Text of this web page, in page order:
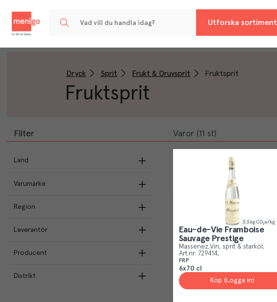
Utforska sortiment
Dryck Sprit Frukt & Druvsprit Fruktsprit
Fruktsprit
Varor (11 st)
3.3 kg CO₂e/kg
Eau-de-Vie Framboise
Sauvage Prestige
Massenez Vin, sprit & starköl
Art.nr. 729414
FRP
6x70 cl
Köp (Logga in)
Filter
Land
Frankrike 5)
1)
Varumärke
Massenez 4)
1)
Aguafria 1)
Region
Skåne 4)
Leverantör
Berntson Brands AB 4)
1)
Producent
Massenez 4)
Distrikt